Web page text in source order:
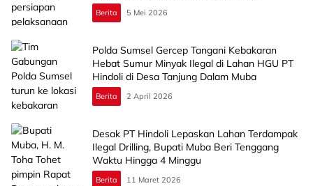
Berita 5 Mei 2026
Polda Sumsel Gercep Tangani Kebakaran
Hebat Sumur Minyak Ilegal di Lahan HGU PT
Hindoli di Desa Tanjung Dalam Muba
Berita 2 April 2026
Desak PT Hindoli Lepaskan Lahan Terdampak
Ilegal Drilling, Bupati Muba Beri Tenggang
Waktu Hingga 4 Minggu
Berita 11 Maret 2026